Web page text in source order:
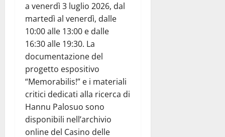
a venerdì 3 luglio 2026, dal
martedì al venerdì, dalle
10:00 alle 13:00 e dalle
16:30 alle 19:30. La
documentazione del
progetto espositivo
“Memorabilis!” e i materiali
critici dedicati alla ricerca di
Hannu Palosuo sono
disponibili nell’archivio
online del Casino delle